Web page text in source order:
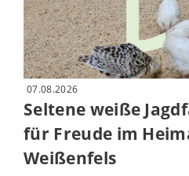
©
07.08.2026
Seltene weiße
für Freude im
Weißenfels